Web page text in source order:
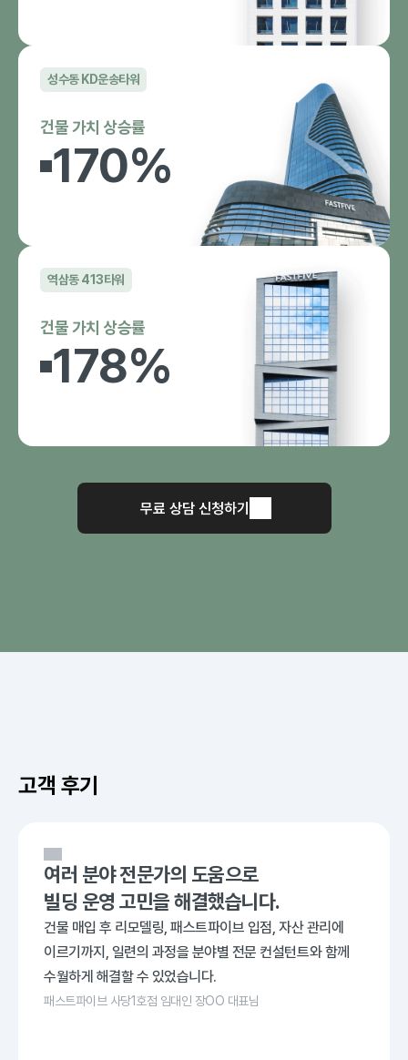
성수동 KD운송타워
건물 가치 상승률
170%
역삼동 413타워
건물 가치 상승률
178%
무료 상담 신청하기
고객 후기
여러 분야 전문가의 도움으로
빌딩 운영 고민을 해결했습니다.
건물 매입 후 리모델링, 패스트파이브 입점, 자산 관리에
이르기까지, 일련의 과정을 분야별 전문 컨설턴트와 함께
수월하게 해결할 수 있었습니다.
패스트파이브 사당1호점 임대인 장OO 대표님